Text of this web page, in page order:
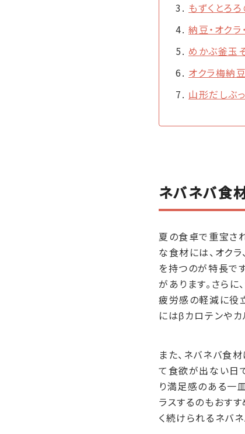
もずくとろ
納豆・オク
めかぶ釜玉
オクラ梅納
山形だしぶ
ネバネバ食
夏の食卓で重宝さ
な食材には、オクラ
を持つのが特長で
があります。さら
疲労感の軽減に役
にはβカロテンやカ
また、ネバネバ食
て食欲が出ない日
り満足感のある一皿
ラスするのもおす
く続けられるネバ